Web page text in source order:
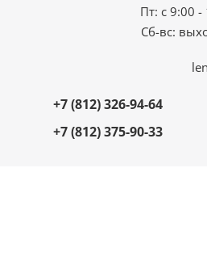
Пт: с 9:00 -
Сб-вс:
+7 (812) 326-94-64
+7 (812) 375-90-33